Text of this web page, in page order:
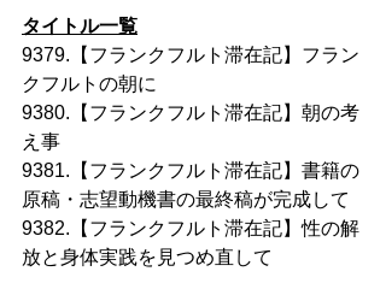
タイトル一覧
9379.【フランクフルト滞在記】フラン
クフルトの朝に
9380.【フランクフルト滞在記】朝の考
え事
9381.【フランクフルト滞在記】書籍の
原稿・志望動機書の最終稿が完成して
9382.【フランクフルト滞在記】性の解
放と身体実践を見つめ直して